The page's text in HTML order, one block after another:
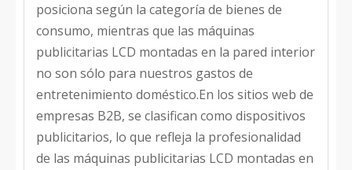
posiciona según la categoría de bienes de
consumo, mientras que las máquinas
publicitarias LCD montadas en la pared interior
no son sólo para nuestros gastos de
entretenimiento doméstico.En los sitios web de
empresas B2B, se clasifican como dispositivos
publicitarios, lo que refleja la profesionalidad
de las máquinas publicitarias LCD montadas en